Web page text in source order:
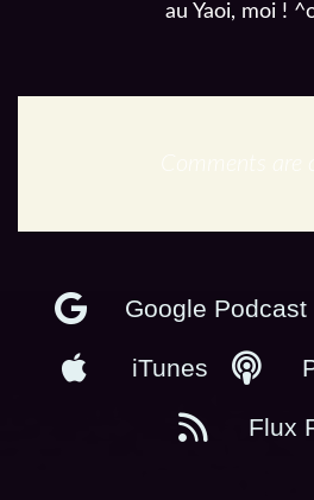
au Yaoi, moi !
Google Podcast
iTunes
Flux